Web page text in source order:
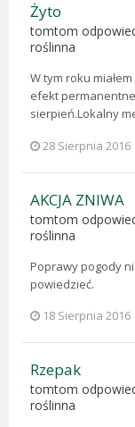
Żyto
tomtom
roślinna
W tym roku
efekt
sierpień.Lokalny
28 Sierpnia 2016
AKCJA ZNIWA
tomtom
roślinna
Poprawy pogody
powiedzieć.
18 Sierpnia 2016
Rzepak
tomtom
roślinna